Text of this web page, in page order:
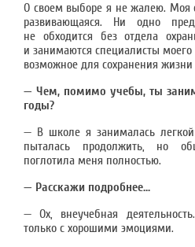
О своем выборе я не жалею. Моя
развивающаяся. Ни одно
не обходится без отдела
и занимаются специалисты
возможное для сохранения жизни
— Чем, помимо учебы, ты
годы?
— В школе я занималась
пыталась продолжить, но
поглотила меня полностью.
— Расскажи подробнее...
— Ох, внеучебная
только с хорошими эмоциями.